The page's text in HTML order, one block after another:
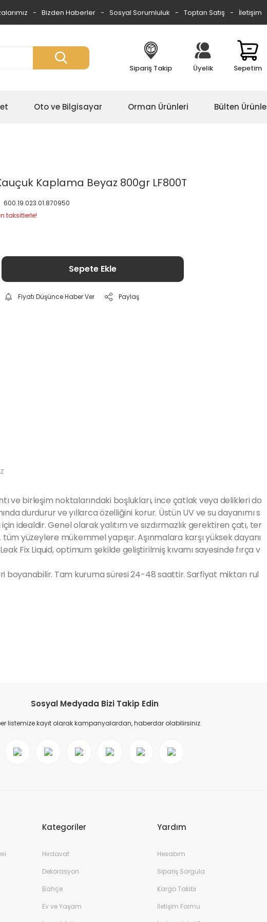
Bizden Haberler Sosyal Sorumluluk Toptan Satış İletişim
Sipariş Takip Üyelik Sepetim
Oto ve Bilgisayar Orman Ürünleri Bülten
Kaplama Beyaz 800gr LF800T
600.19.023.01.870950
taksitlerle!
Sepete Ekle
Fiyatı Düşünce Haber Ver Paylaş
ve birleşim noktalarındaki boşlukları, ince çatlak veya delikleri do
durdurur ve yıllarca özelliğini korur. Üstün UV ve su dayanımı s
idealdir. Genel olarak yalıtım ve sızdırmazlık gerektiren çatı, ter
yüzeylere mükemmel yapışır. Aşınmalara karşı yüksek dayanı
Fix Liquid, optimum şekilde geliştirilmiş kıvamı sayesinde fırça v
boyanabilir. Tam kuruma süresi 24-48 saattir. Sarfiyat miktarı rul
iletebilirsiniz.
Sosyal Medyada Bizi Takip Edin
listemize kayıt olarak kampanyalardan, haberdar olabilirsiniz.
Kategoriler
Hırdavat
Dekorasyon
Bahçe
Ev ve Yaşam
Yardım
Hesabım
Sipariş Sorgula
Kargo Takibi
İletişim Formu